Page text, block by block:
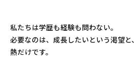
私たちは学歴も経験も問わない。
必要なのは、成長したいという渇望と、
熱だけです。